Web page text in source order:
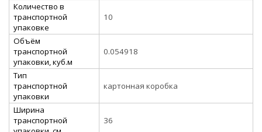
Количество в
транспортной
упаковке
10
Объём
транспортной
упаковки, куб.м
0.054918
Тип
транспортной
упаковки
картонная коробка
Ширина
транспортной
36